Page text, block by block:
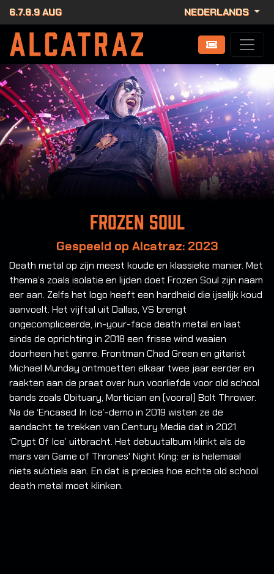
6.7.8.9 AUG NEDERLANDS
Frozen Soul
Gespeeld op Alcatraz: 2023
Death metal op zijn meest koude en klassieke manier. Met
thema’s zoals isolatie en lijden doet Frozen Soul zijn naam
eer aan. Zelfs het logo heeft een hardheid die ijselijk koud
aanvoelt. Het vijftal uit Dallas, VS brengt
ongecompliceerde, in-your-face death metal en laat
sinds de oprichting in 2018 een frisse wind waaien
doorheen het genre. Frontman Chad Green en gitarist
Michael Munday ontmoetten elkaar twee jaar eerder en
raakten aan de praat over hun voorliefde voor old school
bands zoals Obituary, Mortician en (vooral) Bolt Thrower.
Na de ‘Encased In Ice’-demo in 2019 wisten ze de
aandacht te trekken van Century Media dat in 2021
‘Crypt Of Ice’ uitbracht. Het debuutalbum klinkt als de
mars van Game of Thrones' Night King: er is helemaal
niets subtiels aan. En dat is precies hoe echte old school
death metal moet klinken.